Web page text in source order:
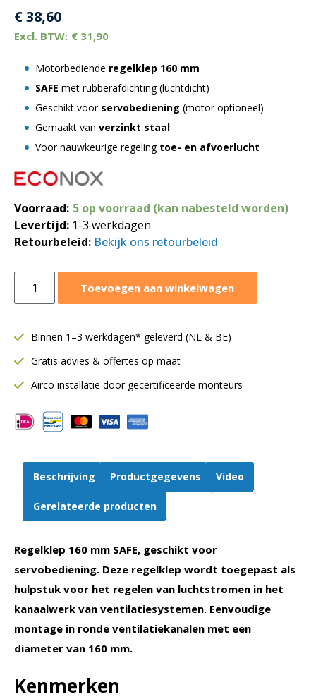
€38,60
€ 31,90
Motorbediende regelklep 160 mm
SAFE met rubberafdichting (luchtdicht)
Geschikt voor servobediening (motor optioneel)
Gemaakt van verzinkt staal
Voor nauwkeurige regeling toe- en afvoerlucht
Voorraad: 5 op voorraad (kan nabesteld worden)
Levertijd: 1-3 werkdagen
Retourbeleid: Bekijk ons retourbeleid
Ø160
rubberafdichting
|
servobediening
aantal
Toevoegen aan winkelwagen
Binnen 1–3 werkdagen* geleverd (NL & BE)
Gratis advies & offertes op maat
Airco installatie door gecertificeerde monteurs
Beschrijving Productgegevens Video
Gerelateerde producten
Regelklep 160 mm SAFE, geschikt voor
servobediening. Deze regelklep wordt toegepast als
hulpstuk voor het regelen van luchtstromen in het
kanaalwerk van ventilatiesystemen. Eenvoudige
montage in ronde ventilatiekanalen met een
diameter van 160 mm.
Kenmerken